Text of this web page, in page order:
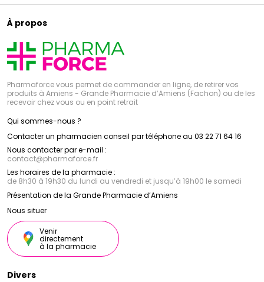
À propos
Pharmaforce vous permet de commander en ligne, de retirer vos
produits à Amiens - Grande Pharmacie d’Amiens (Fachon) ou de les
recevoir chez vous ou en point retrait
Qui sommes-nous ?
Contacter un pharmacien conseil par téléphone au 03 22 71 64 16
Nous contacter par e-mail :
contact@pharmaforce.fr
Les horaires de la pharmacie :
de 8h30 à 19h30 du lundi au vendredi et jusqu’à 19h00 le samedi
Présentation de la Grande Pharmacie d’Amiens
Nous situer
Venir
directement
à la pharmacie
Divers